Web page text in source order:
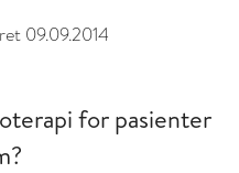
09.09.2014
for pasienter